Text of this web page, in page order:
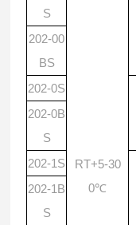
S
RT+5-30
0℃
202-00
BS
202-0S
202-0B
S
202-1S
202-1B
S